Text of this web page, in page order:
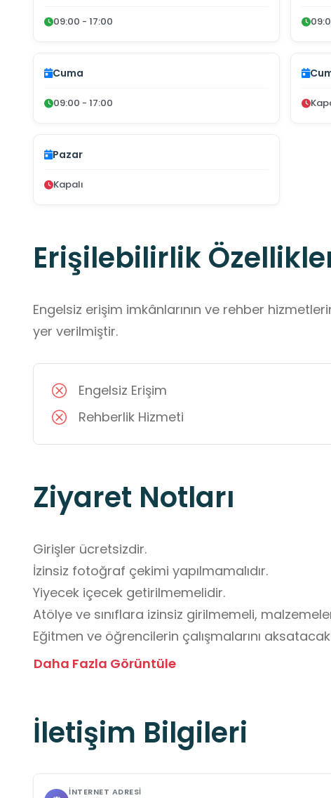
09:00 - 17:00
Cuma
09:00 - 17:00
Pazar
Kapalı
Erişilebilirlik
Engelsiz erişim imkânlarının ve rehber
yer verilmiştir.
Engelsiz Erişim
Rehberlik Hizmeti
Ziyaret Notları
Girişler ücretsizdir.
İzinsiz fotoğraf çekimi yapılmamalıdır.
Yiyecek içecek getirilmemelidir.
Atölye ve sınıflara izinsiz girilmemeli,
Eğitmen ve öğrencilerin çalışmalarını
sergilenmemelidir.
Gürültü yapılmamalı, çevreyi rahatsız edecek
Grup ziyaretlerinden önce iletişime geçilerek
Daha Fazla Görüntüle
İletişim Bilgileri
İNTERNET ADRESI